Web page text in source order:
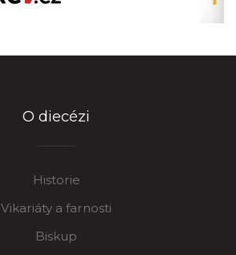
O diecézi
Historie
Vikariáty a farnosti
Biskup